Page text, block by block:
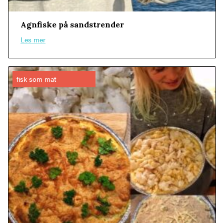
Agnfiske på sandstrender
Les mer
fisk som mat